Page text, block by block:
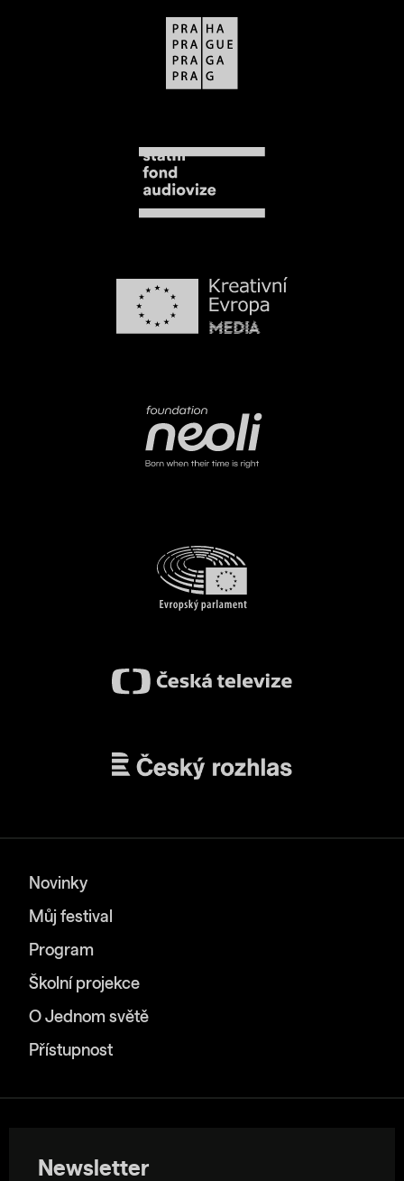
Novinky
Můj festival
Program
Školní projekce
O Jednom světě
Přístupnost
Newsletter